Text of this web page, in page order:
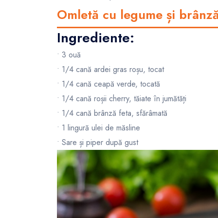
Omletă cu legume și
Ingrediente:
• 3 ouă
• 1/4 cană ardei gras roșu, tocat
• 1/4 cană ceapă verde, tocată
• 1/4 cană roșii cherry, tăiate în jumătăți
• 1/4 cană brânză feta, sfărâmată
• 1 lingură ulei de măsline
• Sare și piper după gust